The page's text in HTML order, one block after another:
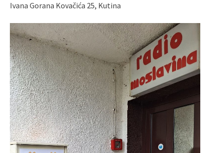
Ivana Gorana Kovačića 25, Kutina